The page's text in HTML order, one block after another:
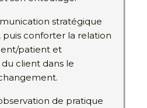
stratégique
conforter la relation
patient et
client dans le
de pratique